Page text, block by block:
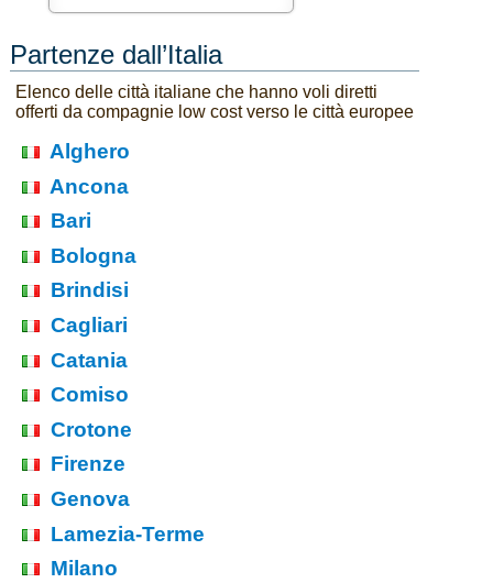
Partenze dall’Italia
Elenco delle città italiane che hanno voli diretti
offerti da compagnie low cost verso le città europee
Alghero
Ancona
Bari
Bologna
Brindisi
Cagliari
Catania
Comiso
Crotone
Firenze
Genova
Lamezia-Terme
Milano